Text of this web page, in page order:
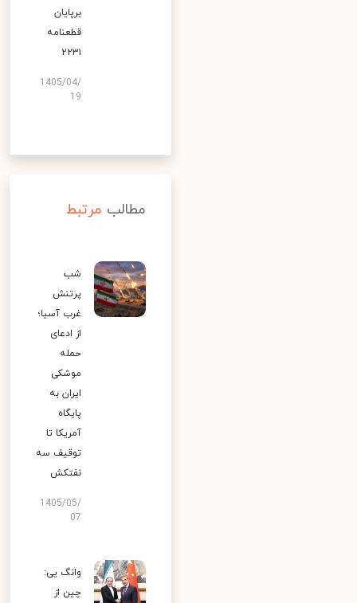
برپایان
قطعنامه
۲۲۳۱
1405/04/
19
مطالب مرتبط
شب
پرتنش
غرب آسیا؛
از ادعای
حمله
موشکی
ایران به
پایگاه
آمریکا تا
توقیف سه
نفتکش
1405/05/
07
وانگ یی:
چین از